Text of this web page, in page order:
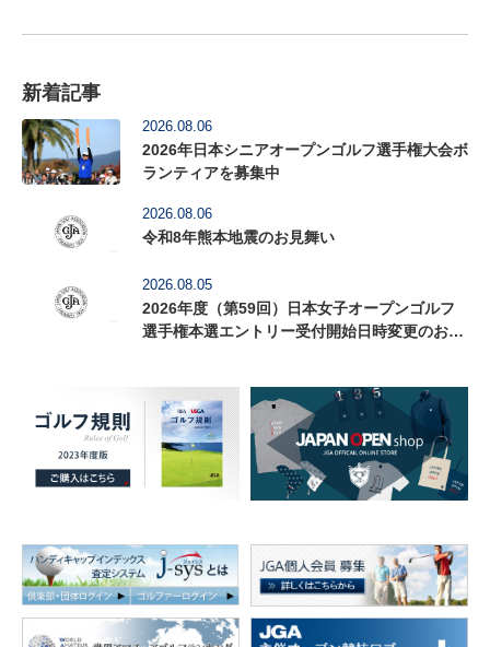
新着記事
2026.08.06
2026年日本シニアオープンゴルフ選手権大会ボ
ランティアを募集中
2026.08.06
令和8年熊本地震のお見舞い
2026.08.05
2026年度（第59回）日本女子オープンゴルフ
選手権本選エントリー受付開始日時変更のお知